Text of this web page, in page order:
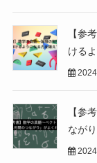
【参
ける
2024
【参
なが
2024